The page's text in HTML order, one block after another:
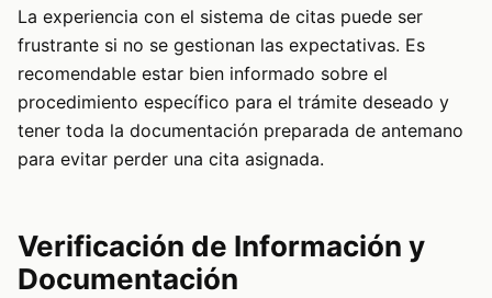
La experiencia con el sistema de citas puede ser
frustrante si no se gestionan las expectativas. Es
recomendable estar bien informado sobre el
procedimiento específico para el trámite deseado y
tener toda la documentación preparada de antemano
para evitar perder una cita asignada.
Verificación de Información y
Documentación